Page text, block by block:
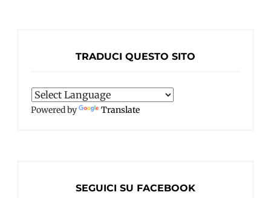
TRADUCI QUESTO SITO
Powered by Translate
SEGUICI SU FACEBOOK